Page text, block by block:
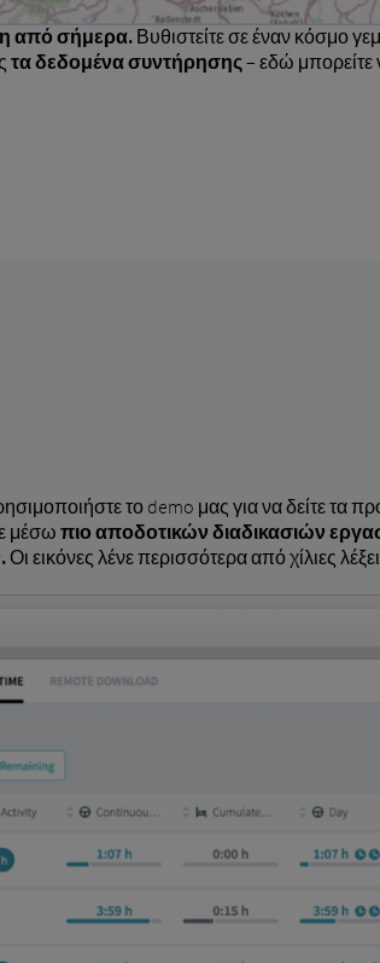
από σήμερα.Βυθιστείτε σε έναν κόσμο
τα δεδομένα συντήρησης– εδώ μπορείτε
το demo μας για να δείτε τα
μέσωπιο αποδοτικών διαδικασιών
Οι εικόνες λένε περισσότερα από χίλιες